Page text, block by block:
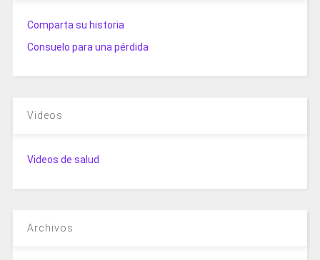
Comparta su historia
Consuelo para una pérdida
Videos
Videos de salud
Archivos